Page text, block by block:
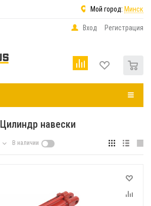
Мой город: Минск
Вход Регистрация
Цилиндр навески
В наличии